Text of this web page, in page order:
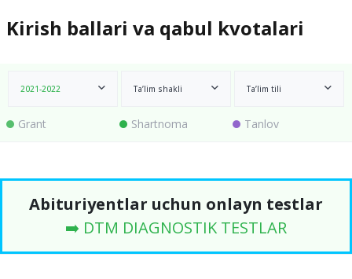
Kirish ballari va qabul kvotalari
2021-2022 Ta’lim shakli Ta’lim tili
Grant Shartnoma Tanlov
Abituriyentlar uchun onlayn testlar
➡️ DTM DIAGNOSTIK TESTLAR